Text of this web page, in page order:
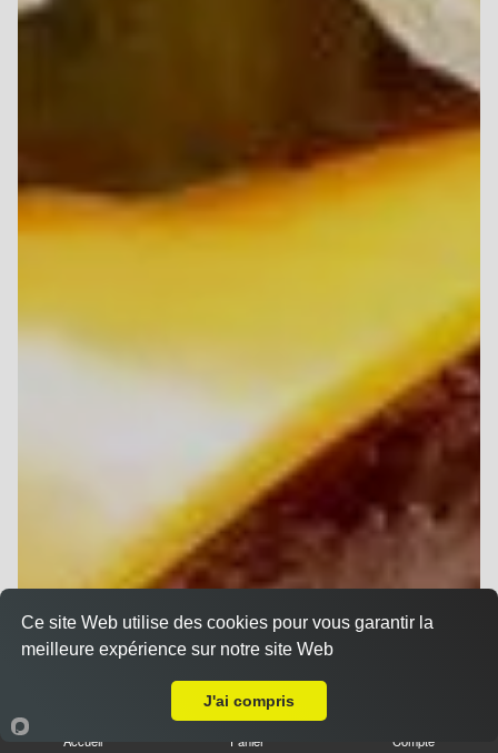
Accueil Panier Compte
Ce site Web utilise des cookies pour vous garantir la
meilleure expérience sur notre site Web
J'ai compris